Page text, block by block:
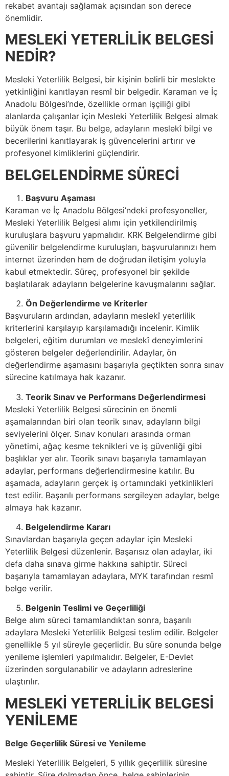
rekabet avantajı sağlamak açısından son derece
önemlidir.
MESLEKİ YETERLİLİK BELGESİ
NEDİR?
Mesleki Yeterlilik Belgesi, bir kişinin belirli bir meslekte
yetkinliğini kanıtlayan resmî bir belgedir. Karaman ve İç
Anadolu Bölgesi’nde, özellikle orman işçiliği gibi
alanlarda çalışanlar için Mesleki Yeterlilik Belgesi almak
büyük önem taşır. Bu belge, adayların meslekî bilgi ve
becerilerini kanıtlayarak iş güvencelerini artırır ve
profesyonel kimliklerini güçlendirir.
BELGELENDİRME SÜRECİ
Başvuru Aşaması
Karaman ve İç Anadolu Bölgesi’ndeki profesyoneller,
Mesleki Yeterlilik Belgesi alımı için yetkilendirilmiş
kuruluşlara başvuru yapmalıdır. KRK Belgelendirme gibi
güvenilir belgelendirme kuruluşları, başvurularınızı hem
internet üzerinden hem de doğrudan iletişim yoluyla
kabul etmektedir. Süreç, profesyonel bir şekilde
başlatılarak adayların belgelerine kavuşmalarını sağlar.
Ön Değerlendirme ve Kriterler
Başvuruların ardından, adayların meslekî yeterlilik
kriterlerini karşılayıp karşılamadığı incelenir. Kimlik
belgeleri, eğitim durumları ve meslekî deneyimlerini
gösteren belgeler değerlendirilir. Adaylar, ön
değerlendirme aşamasını başarıyla geçtikten sonra sınav
sürecine katılmaya hak kazanır.
Teorik Sınav ve Performans Değerlendirmesi
Mesleki Yeterlilik Belgesi sürecinin en önemli
aşamalarından biri olan teorik sınav, adayların bilgi
seviyelerini ölçer. Sınav konuları arasında orman
yönetimi, ağaç kesme teknikleri ve iş güvenliği gibi
başlıklar yer alır. Teorik sınavı başarıyla tamamlayan
adaylar, performans değerlendirmesine katılır. Bu
aşamada, adayların gerçek iş ortamındaki yetkinlikleri
test edilir. Başarılı performans sergileyen adaylar, belge
almaya hak kazanır.
Belgelendirme Kararı
Sınavlardan başarıyla geçen adaylar için Mesleki
Yeterlilik Belgesi düzenlenir. Başarısız olan adaylar, iki
defa daha sınava girme hakkına sahiptir. Süreci
başarıyla tamamlayan adaylara, MYK tarafından resmî
belge verilir.
Belgenin Teslimi ve Geçerliliği
Belge alım süreci tamamlandıktan sonra, başarılı
adaylara Mesleki Yeterlilik Belgesi teslim edilir. Belgeler
genellikle 5 yıl süreyle geçerlidir. Bu süre sonunda belge
yenileme işlemleri yapılmalıdır. Belgeler, E-Devlet
üzerinden sorgulanabilir ve adayların adreslerine
ulaştırılır.
MESLEKİ YETERLİLİK BELGESİ
YENİLEME
Belge Geçerlilik Süresi ve Yenileme
Mesleki Yeterlilik Belgeleri, 5 yıllık geçerlilik süresine